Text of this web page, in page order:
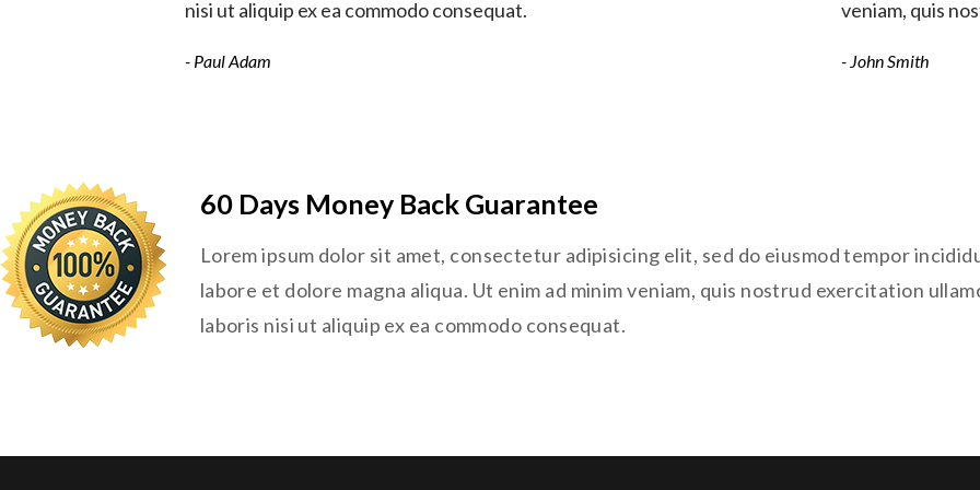
nisi ut aliquip ex ea commodo consequat.
- Paul Adam
veniam, quis
- John Smith
60 Days Money Back Guarantee
Lorem ipsum dolor sit amet, consectetur adipisicing elit, sed do eiusmod tempor
labore et dolore magna aliqua. Ut enim ad minim veniam, quis nostrud exercitation
laboris nisi ut aliquip ex ea commodo consequat.